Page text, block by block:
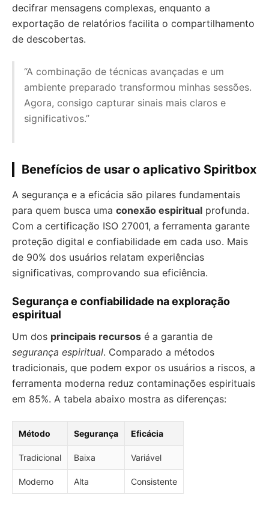
decifrar mensagens complexas, enquanto a
exportação de relatórios facilita o compartilhamento
de descobertas.
“A combinação de técnicas avançadas e um
ambiente preparado transformou minhas sessões.
Agora, consigo capturar sinais mais claros e
significativos.”
Benefícios de usar o aplicativo Spiritbox
A segurança e a eficácia são pilares fundamentais
para quem busca uma conexão espiritual profunda.
Com a certificação ISO 27001, a ferramenta garante
proteção digital e confiabilidade em cada uso. Mais
de 90% dos usuários relatam experiências
significativas, comprovando sua eficiência.
Segurança e confiabilidade na exploração
espiritual
Um dos principais recursos é a garantia de
segurança espiritual. Comparado a métodos
tradicionais, que podem expor os usuários a riscos, a
ferramenta moderna reduz contaminações espirituais
em 85%. A tabela abaixo mostra as diferenças:
Método Segurança Eficácia
Tradicional Baixa Variável
Moderno Alta Consistente